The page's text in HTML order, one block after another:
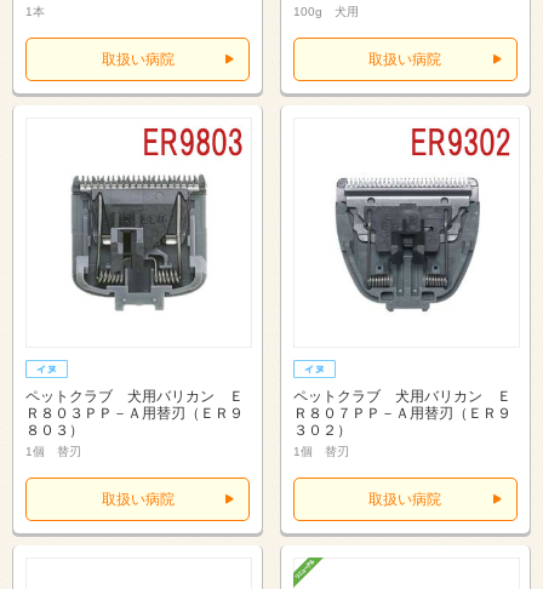
1本
取扱い病院
100g 犬用
取扱い病院
ペットクラブ 犬用バリカン Ｅ
Ｒ８０３ＰＰ－Ａ用替刃（ＥＲ９
８０３）
1個 替刃
取扱い病院
ペットクラブ 犬用バリカン Ｅ
Ｒ８０７ＰＰ－Ａ用替刃（ＥＲ９
３０２）
1個 替刃
取扱い病院